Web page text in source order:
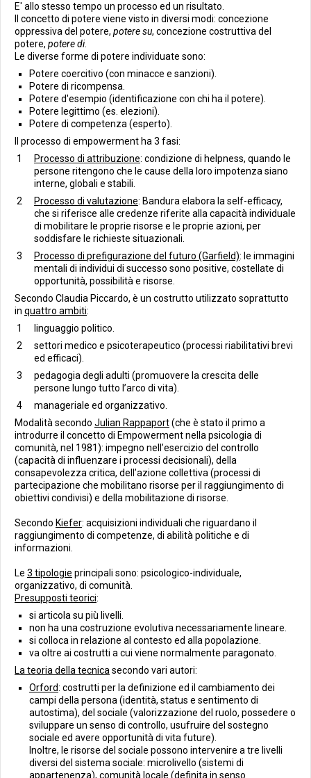
E' allo stesso tempo un processo ed un risultato.
Il concetto di potere viene visto in diversi modi: concezione
oppressiva del potere, potere su, concezione costruttiva del
potere, potere di.
Le diverse forme di potere individuate sono:
Potere coercitivo (con minacce e sanzioni).
Potere di ricompensa.
Potere d'esempio (identificazione con chi ha il potere).
Potere legittimo (es. elezioni).
Potere di competenza (esperto).
Il processo di empowerment ha 3 fasi:
Processo di attribuzione: condizione di helpness, quando le
persone ritengono che le cause della loro impotenza siano
interne, globali e stabili.
Processo di valutazione: Bandura elabora la self-efficacy,
che si riferisce alle credenze riferite alla capacità individuale
di mobilitare le proprie risorse e le proprie azioni, per
soddisfare le richieste situazionali.
Processo di prefigurazione del futuro (Garfield): le immagini
mentali di individui di successo sono positive, costellate di
opportunità, possibilità e risorse.
Secondo Claudia Piccardo, è un costrutto utilizzato soprattutto
in quattro ambiti:
linguaggio politico.
settori medico e psicoterapeutico (processi riabilitativi brevi
ed efficaci).
pedagogia degli adulti (promuovere la crescita delle
persone lungo tutto l’arco di vita).
manageriale ed organizzativo.
Modalità secondo Julian Rappaport(che è stato il primo a
introdurre il concetto di Empowerment nella psicologia di
comunità, nel 1981): impegno nell’esercizio del controllo
(capacità di influenzare i processi decisionali), della
consapevolezza critica, dell’azione collettiva (processi di
partecipazione che mobilitano risorse per il raggiungimento di
obiettivi condivisi) e della mobilitazione di risorse.
Secondo Kiefer: acquisizioni individuali che riguardano il
raggiungimento di competenze, di abilità politiche e di
informazioni.
Le 3 tipologie principali sono: psicologico-individuale,
organizzativo, di comunità.
Presupposti teorici:
si articola su più livelli.
non ha una costruzione evolutiva necessariamente lineare.
si colloca in relazione al contesto ed alla popolazione.
va oltre ai costrutti a cui viene normalmente paragonato.
La teoria della tecnica secondo vari autori:
Orford: costrutti per la definizione ed il cambiamento dei
campi della persona (identità, status e sentimento di
autostima), del sociale (valorizzazione del ruolo, possedere o
sviluppare un senso di controllo, usufruire del sostegno
sociale ed avere opportunità di vita future).
Inoltre, le risorse del sociale possono intervenire a tre livelli
diversi del sistema sociale: microlivello (sistemi di
appartenenza), comunità locale (definita in senso